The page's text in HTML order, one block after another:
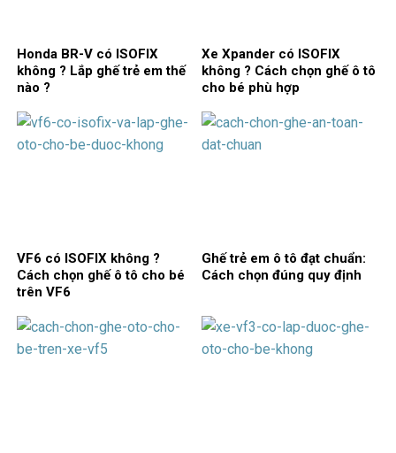
Honda BR-V có ISOFIX
không ? Lắp ghế trẻ em thế
nào ?
Xe Xpander có ISOFIX
không ? Cách chọn ghế ô tô
cho bé phù hợp
VF6 có ISOFIX không ?
Cách chọn ghế ô tô cho bé
trên VF6
Ghế trẻ em ô tô đạt chuẩn:
Cách chọn đúng quy định